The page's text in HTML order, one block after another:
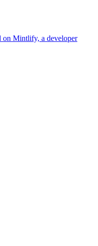
on Mintlify, a developer